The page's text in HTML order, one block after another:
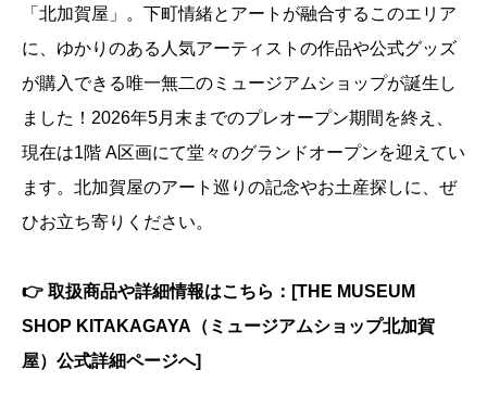
「北加賀屋」。下町情緒とアートが融合するこのエリア
に、ゆかりのある人気アーティストの作品や公式グッズ
が購入できる唯一無二のミュージアムショップが誕生し
ました！2026年5月末までのプレオープン期間を終え、
現在は1階 A区画にて堂々のグランドオープンを迎えてい
ます。北加賀屋のアート巡りの記念やお土産探しに、ぜ
ひお立ち寄りください。
👉 取扱商品や詳細情報はこちら：[THE MUSEUM
SHOP KITAKAGAYA（ミュージアムショップ北加賀
屋）公式詳細ページへ]